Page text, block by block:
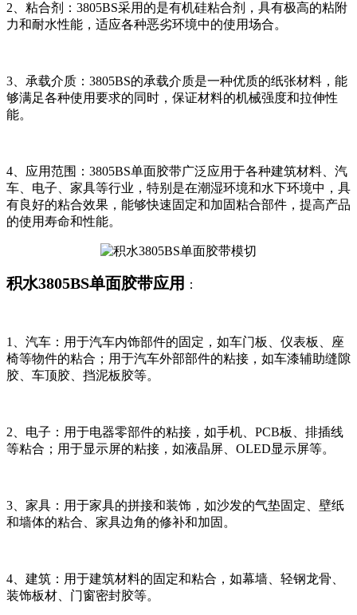
2、粘合剂：3805BS采用的是有机硅粘合剂，具有极高的粘附
力和耐水性能，适应各种恶劣环境中的使用场合。
3、承载介质：3805BS的承载介质是一种优质的纸张材料，能
够满足各种使用要求的同时，保证材料的机械强度和拉伸性
能。
4、应用范围：3805BS单面胶带广泛应用于各种建筑材料、汽
车、电子、家具等行业，特别是在潮湿环境和水下环境中，具
有良好的粘合效果，能够快速固定和加固粘合部件，提高产品
的使用寿命和性能。
积水3805BS单面胶带应用 ：
1、汽车：用于汽车内饰部件的固定，如车门板、仪表板、座
椅等物件的粘合；用于汽车外部部件的粘接，如车漆辅助缝隙
胶、车顶胶、挡泥板胶等。
2、电子：用于电器零部件的粘接，如手机、PCB板、排插线
等粘合；用于显示屏的粘接，如液晶屏、OLED显示屏等。
3、家具：用于家具的拼接和装饰，如沙发的气垫固定、壁纸
和墙体的粘合、家具边角的修补和加固。
4、建筑：用于建筑材料的固定和粘合，如幕墙、轻钢龙骨、
装饰板材、门窗密封胶等。